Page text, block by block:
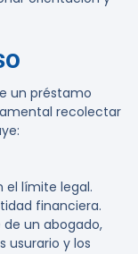
un préstamo
recolectar
el límite legal.
financiera.
un abogado,
usurario y los